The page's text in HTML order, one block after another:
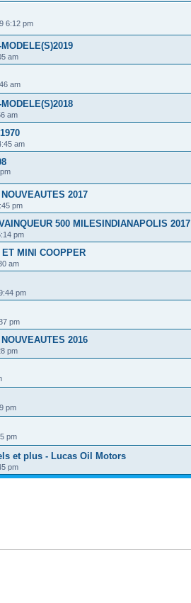
6:12 pm
am
am
am
am
2017
pm
500 MILESINDIANAPOLIS 2017
pm
MINI COOPPER
am
pm
pm
2016
pm
pm
pm
et plus - Lucas Oil Motors
pm